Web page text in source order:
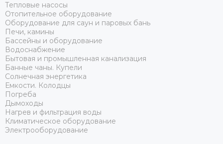
Тепловые насосы
Отопительное оборудование
Оборудование для саун и паровых бань
Печи, камины
Бассейны и оборудование
Водоснабжение
Бытовая и промышленная канализация
Банные чаны. Купели
Солнечная энергетика
Емкости. Колодцы
Погреба
Дымоходы
Нагрев и фильтрация воды
Климатическое оборудование
Электрооборудование